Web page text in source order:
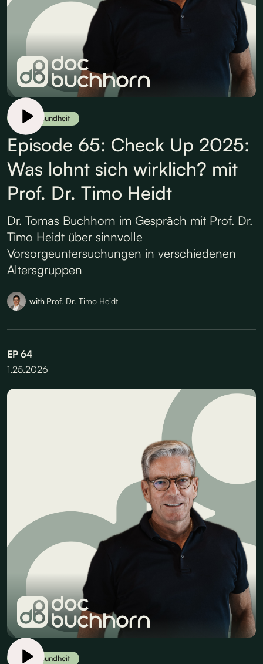
Herzgesundheit
Episode 65: Check Up 2025:
Was lohnt sich wirklich? mit
Prof. Dr. Timo Heidt
Dr. Tomas Buchhorn im Gespräch mit Prof. Dr.
Timo Heidt über sinnvolle
Vorsorgeuntersuchungen in verschiedenen
Altersgruppen
with Prof. Dr. Timo Heidt
EP 64
1.25.2026
Herzgesundheit